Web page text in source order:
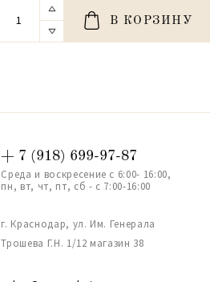
В КОРЗИНУ
+ 7 (918) 699-97-87
Среда и воскресение с 6:00- 16:00,
пн, вт, чт, пт, сб - с 7:00-16:00
г. Краснодар, ул. Им. Генерала
Трошева Г.Н. 1/12 магазин 38